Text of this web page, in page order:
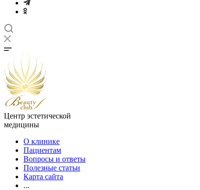
Центр эстетической
медицины
О клинике
Пациентам
Вопросы и ответы
Полезные статьи
Карта сайта
...